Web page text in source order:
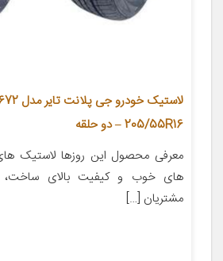
205/55R16 – دو حلقه
معرفی محصول این روزها لاستیک
های خوب و کیفیت بالای ساخت،
مشتریان […]